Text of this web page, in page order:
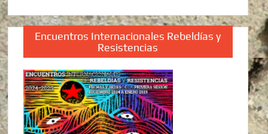
Encuentros Internacionales Rebeldías y
Resistencias